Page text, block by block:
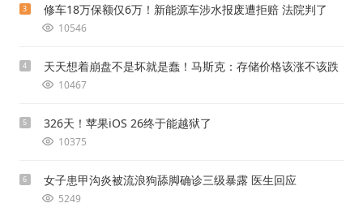
3 修车18万保额仅6万！新能源车涉水报废遭拒赔 法院判了
10546
4 天天想着崩盘不是坏就是蠢！马斯克：存储价格该涨不该跌
10467
5 326天！苹果iOS 26终于能越狱了
10375
6 女子患甲沟炎被流浪狗舔脚确诊三级暴露 医生回应
5249